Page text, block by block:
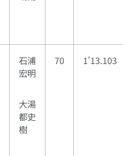
石浦
宏明
大湯
都史
樹
70 1'13.103